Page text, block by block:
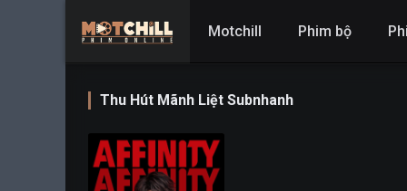
Motchill Phim bộ
Thu Hút Mãnh Liệt Subnhanh